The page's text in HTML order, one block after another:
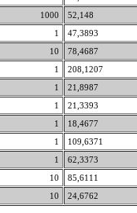
1000
52,148
1
47,3893
10
78,4687
1
208,1207
1
21,8987
1
21,3393
1
18,4677
1
109,6371
1
62,3373
10
85,6111
10 24,6762